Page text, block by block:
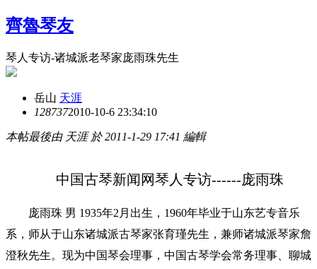
齊魯琴友
琴人专访-诸城派老琴家庞雨珠先生
岳山 天涯
1287372010-10-6 23:34:10
本帖最後由 天涯 於 2011-1-29 17:41 編輯
中国古琴新闻网琴人专访------庞雨珠
庞雨珠 男 1935年2 月出生， 1960年毕业于山东艺专音乐
系，师从于山东诸城派古琴家张育瑾先生，兼师诸城派琴家詹
澄秋先生。现为中国琴会理事，中国古琴学会常务理事、聊城